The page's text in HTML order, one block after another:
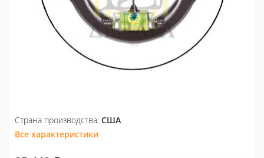
Страна производства: США
Все характеристики